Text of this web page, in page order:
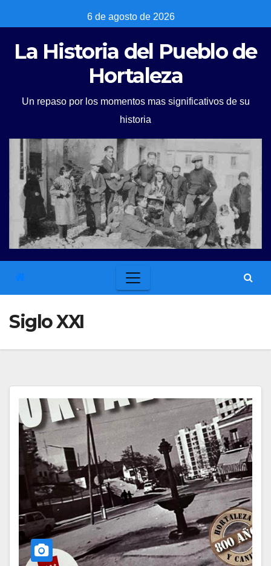
to
content
6 de agosto de 2026
La Historia del Pueblo de
Hortaleza
Un repaso por los momentos mas significativos de su
historia
Siglo XXI